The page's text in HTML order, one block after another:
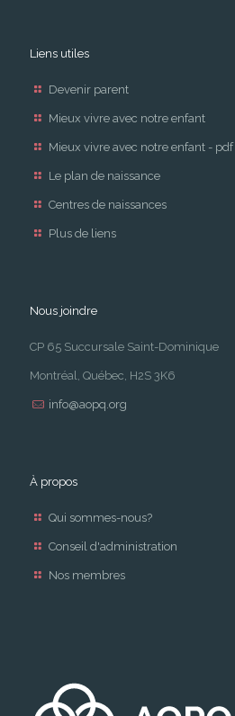
Liens utiles
Devenir parent
Mieux vivre avec notre enfant
Mieux vivre avec notre enfant - pdf
Le plan de naissance
Centres de naissances
Plus de liens
Nous joindre
CP 65 Succursale Saint-Dominique
Montréal, Québec, H2S 3K6
info@aopq.org
À propos
Qui sommes-nous?
Conseil d'administration
Nos membres